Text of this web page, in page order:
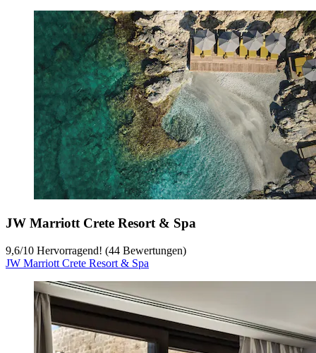
JW Marriott Crete Resort & Spa
9,6/10 Hervorragend! (44 Bewertungen)
JW Marriott Crete Resort & Spa